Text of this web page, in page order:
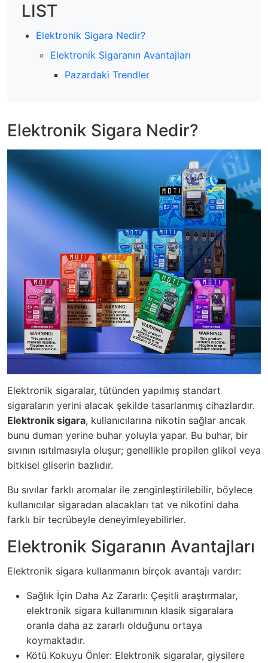
LIST
Elektronik Sigara Nedir?
Elektronik Sigaranın Avantajları
Pazardaki Trendler
Elektronik Sigara Nedir?
Elektronik sigaralar, tütünden yapılmış standart
sigaraların yerini alacak şekilde tasarlanmış cihazlardır.
Elektronik sigara, kullanıcılarına nikotin sağlar ancak
bunu duman yerine buhar yoluyla yapar. Bu buhar, bir
sıvının ısıtılmasıyla oluşur; genellikle propilen glikol veya
bitkisel gliserin bazlıdır.
Bu sıvılar farklı aromalar ile zenginleştirilebilir, böylece
kullanıcılar sigaradan alacakları tat ve nikotini daha
farklı bir tecrübeyle deneyimleyebilirler.
Elektronik Sigaranın Avantajları
Elektronik sigara kullanmanın birçok avantajı vardır:
Sağlık İçin Daha Az Zararlı: Çeşitli araştırmalar,
elektronik sigara kullanımının klasik sigaralara
oranla daha az zararlı olduğunu ortaya
koymaktadır.
Kötü Kokuyu Önler: Elektronik sigaralar, giysilere